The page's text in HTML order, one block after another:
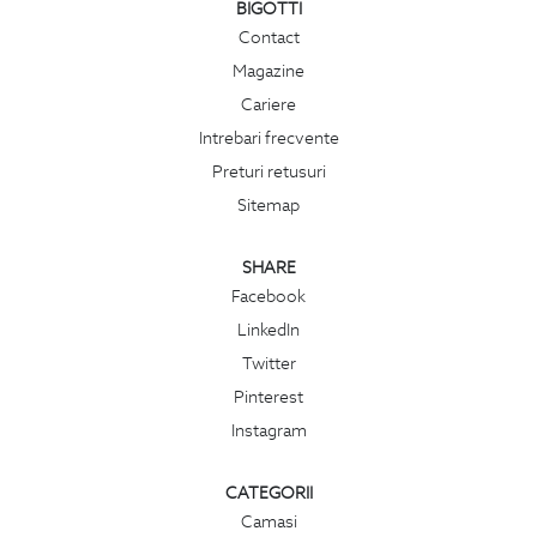
BIGOTTI
Contact
Magazine
Cariere
Intrebari frecvente
Preturi retusuri
Sitemap
SHARE
Facebook
LinkedIn
Twitter
Pinterest
Instagram
CATEGORII
Camasi